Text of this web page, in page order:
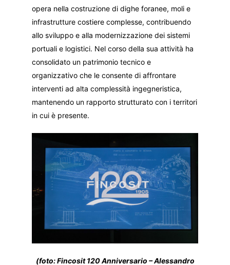
opera nella costruzione di dighe foranee, moli e
infrastrutture costiere complesse, contribuendo
allo sviluppo e alla modernizzazione dei sistemi
portuali e logistici. Nel corso della sua attività ha
consolidato un patrimonio tecnico e
organizzativo che le consente di affrontare
interventi ad alta complessità ingegneristica,
mantenendo un rapporto strutturato con i territori
in cui è presente.
(foto: Fincosit 120 Anniversario – Alessandro